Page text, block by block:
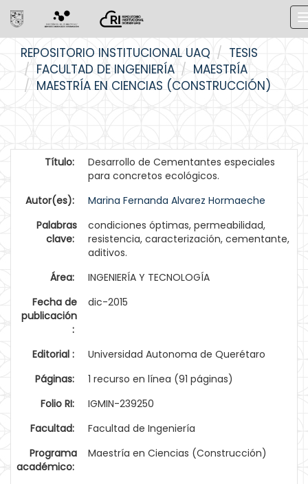
navigation
REPOSITORIO INSTITUCIONAL UAQ
TESIS
FACULTAD DE INGENIERÍA
MAESTRÍA
MAESTRÍA EN CIENCIAS (CONSTRUCCIÓN)
Título:
Desarrollo de Cementantes especiales
para concretos ecológicos.
Autor(es):
Marina Fernanda Alvarez Hormaeche
Palabras
clave:
condiciones óptimas, permeabilidad,
resistencia, caracterización, cementante,
aditivos.
Área:
INGENIERÍA Y TECNOLOGÍA
Fecha de
publicación
:
dic-2015
Editorial :
Universidad Autonoma de Querétaro
Páginas:
1 recurso en línea (91 páginas)
Folio RI:
IGMIN-239250
Facultad:
Facultad de Ingeniería
Programa
académico:
Maestría en Ciencias (Construcción)